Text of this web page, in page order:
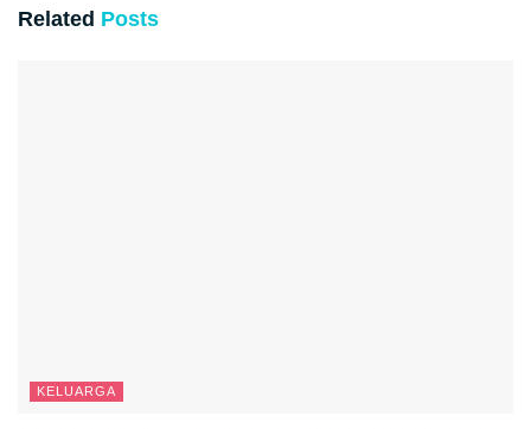
Related Posts
KELUARGA